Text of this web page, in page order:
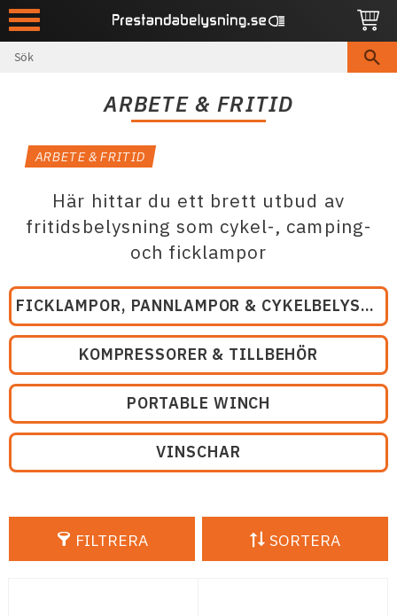
Meny
ARBETE & FRITID
ARBETE & FRITID
Här hittar du ett brett utbud av
fritidsbelysning som cykel-, camping-
och ficklampor
FICKLAMPOR, PANNLAMPOR & CYKELBELYSNING
KOMPRESSORER & TILLBEHÖR
PORTABLE WINCH
VINSCHAR
FILTRERA SORTERA